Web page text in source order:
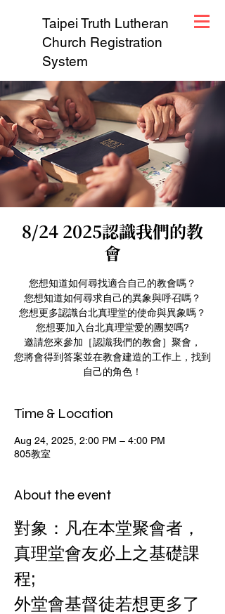
Taipei Truth Lutheran
Church Registration
System
8/24 2025認識我們的教
會
您想知道如何尋找適合自己的教會嗎？
您想知道如何尋求自己的異象與呼召嗎？
您想更多認識台北真理堂的使命與異象嗎？
您想要加入台北真理堂愛的團契嗎?
邀請您來參加［認識我們的教會］聚會，
您將會得到答案並在教會建造的工作上，找到
自己的角色！
Time & Location
Aug 24, 2025, 2:00 PM – 4:00 PM
805教室
About the event
對象：凡在本堂聚會者，
真理堂會友必上之基礎課
程;
外堂會基督徒若想更多了